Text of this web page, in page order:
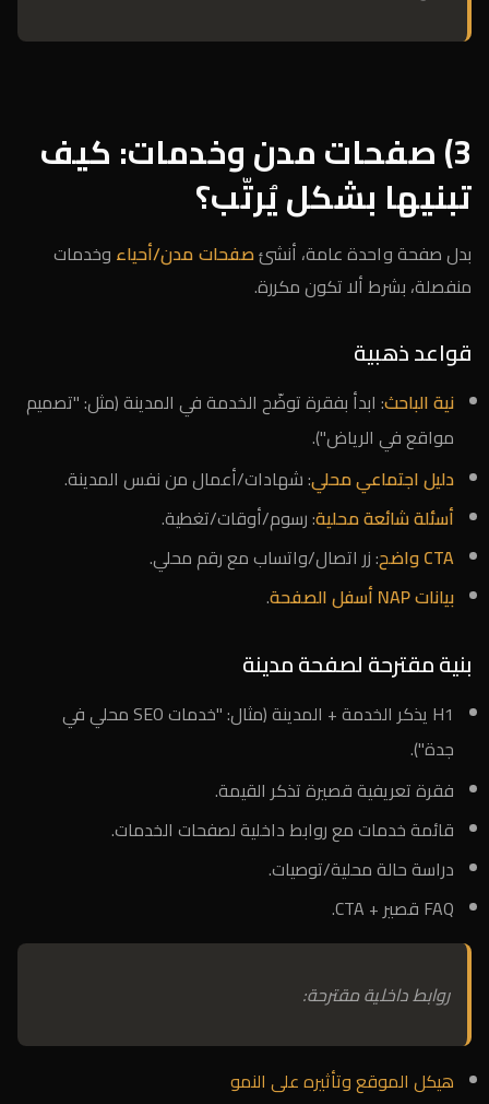
3) صفحات مدن وخدمات: كيف
تبنيها بشكل يُرتّب؟
بدل صفحة واحدة عامة، أنشئصفحات مدن/أحياء وخدمات
منفصلة، بشرط ألا تكون مكررة.
قواعد ذهبية
نية الباحث: ابدأ بفقرة توضّح الخدمة في المدينة (مثل: "تصميم
مواقع في الرياض").
دليل اجتماعي محلي: شهادات/أعمال من نفس المدينة.
أسئلة شائعة محلية: رسوم/أوقات/تغطية.
CTA واضح
: زر اتصال/واتساب مع رقم محلي.
بيانات NAP أسفل الصفحة
.
بنية مقترحة لصفحة مدينة
H1 يذكر الخدمة + المدينة (مثال: "خدمات SEO محلي في
جدة").
فقرة تعريفية قصيرة تذكر القيمة.
قائمة خدمات مع روابط داخلية لصفحات الخدمات.
دراسة حالة محلية/توصيات.
FAQ قصير + CTA.
روابط داخلية مقترحة:
هيكل الموقع وتأثيره على النمو